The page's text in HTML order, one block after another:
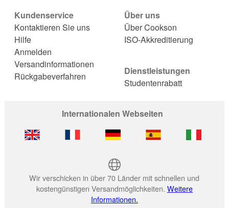
Kundenservice
Kontaktieren Sie uns
Hilfe
Anmelden
Versandinformationen
Rückgabeverfahren
Über uns
Über Cookson
ISO-Akkreditierung
Dienstleistungen
Studentenrabatt
Internationalen Webseiten
Wir verschicken in über 70 Länder mit schnellen und
kostengünstigen Versandmöglichkeiten. Weitere
Informationen.